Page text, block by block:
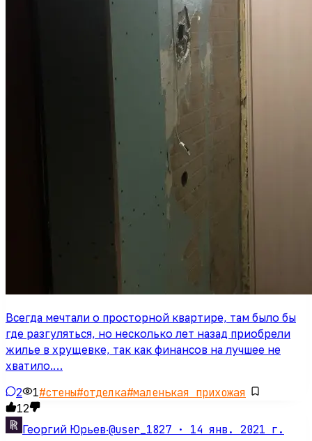
Всегда мечтали о просторной квартире, там было бы
где разгуляться, но несколько лет назад приобрели
жилье в хрущевке, так как финансов на лучшее не
хватило.…
2 1#стены#отделка#маленькая прихожая
12
Георгий Юрьев·@user_1827 · 14 янв. 2021 г.